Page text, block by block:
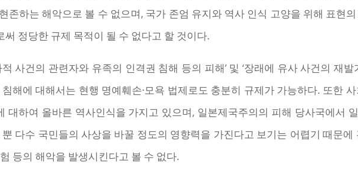
존하는 해악으로 볼 수 없으며, 국가 존엄 유지와 역사 인식 고양을 위해 표현
정당한 규제 목적이 될 수 없다고 할 것이다.
사건의 관련자와 유족의 인격권 침해 등의 피해’ 및 ‘장래에 유사 사건의 재발
해에 대해서는 현행 명예훼손·모욕 법제로도 충분히 규제가 가능하다. 또한
대하여 올바른 역사인식을 가지고 있으며, 일본제국주의의 피해 당사국에서
다수 국민들의 사상을 바꿀 정도의 영향력을 가진다고 보기는 어렵기 때문에
등의 해악을 발생시킨다고 볼 수 없다.